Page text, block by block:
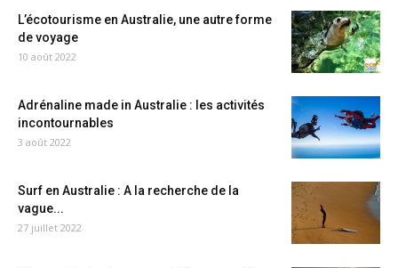
L’écotourisme en Australie, une autre forme
de voyage
10 août 2022
Adrénaline made in Australie : les activités
incontournables
3 août 2022
Surf en Australie : A la recherche de la
vague...
27 juillet 2022